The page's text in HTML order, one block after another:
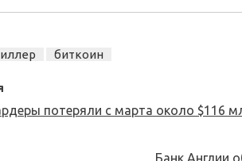
биткоин
потеряли с марта около $116
Банк Англии